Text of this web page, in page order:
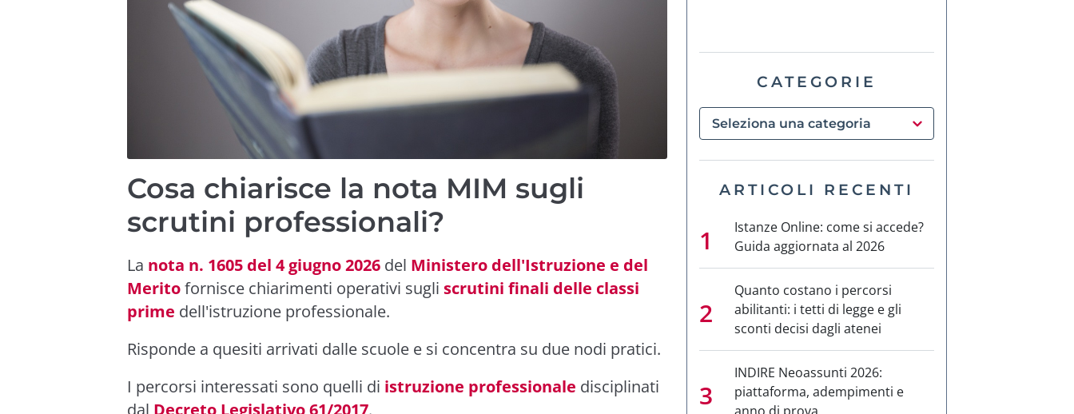
Cosa chiarisce la nota MIM sugli
scrutini professionali?
La nota n. 1605 del 4 giugno 2026 del Ministero dell'Istruzione e del
Meritofornisce chiarimenti operativi sugli scrutini finali delle classi
prime dell'istruzione professionale.
Risponde a quesiti arrivati dalle scuole e si concentra su due nodi pratici.
I percorsi interessati sono quelli di istruzione professionale disciplinati
dal Decreto Legislativo 61/2017.
CATEGORIE
ARTICOLI RECENTI
Istanze Online: come si accede?
Guida aggiornata al 2026
Quanto costano i percorsi
abilitanti: i tetti di legge e gli
sconti decisi dagli atenei
INDIRE Neoassunti 2026:
piattaforma, adempimenti e